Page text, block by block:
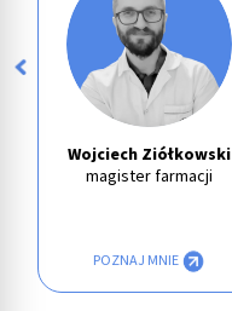
Wojciech Ziółkowski
magister farmacji
POZNAJ MNIE